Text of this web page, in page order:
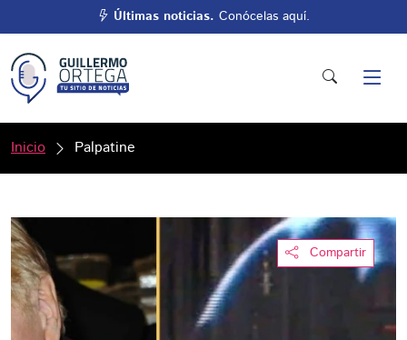
Últimas noticias. Conócelas aquí.
Inicio Palpatine
Compartir